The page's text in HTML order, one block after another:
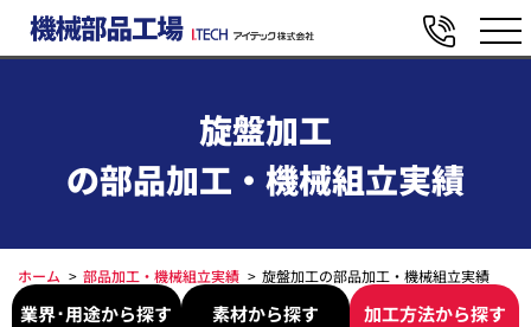
ホーム 部品加工・機械組立実績 旋盤加工の部品加工・機械組立実績
旋盤加工
の部品加工・機械組立実績
業界･用途から探す 素材から探す 加工方法から探す